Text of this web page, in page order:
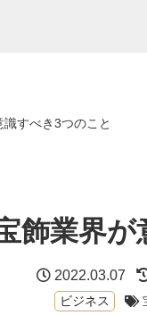
すべき3つのこと
飾業界
2022.03.07
ビジネス